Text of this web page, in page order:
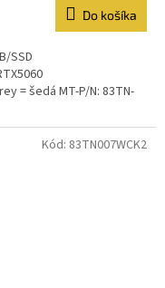
Do košíka
SSD
= šedá MT-P/N: 83TN-
Kód: 83TN007WCK2